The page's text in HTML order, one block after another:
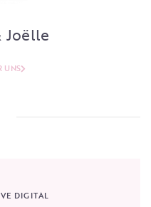
Joëlle
UNS
DIGITAL